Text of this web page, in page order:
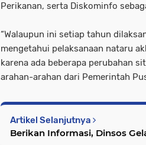
Perikanan, serta Diskominfo
“Walaupun ini setiap tahun
mengetahui pelaksanaan nataru
karena ada beberapa perubahan
arahan-arahan dari Pemerintah
Artikel Selanjutnya
Berikan Informasi, Dinsos